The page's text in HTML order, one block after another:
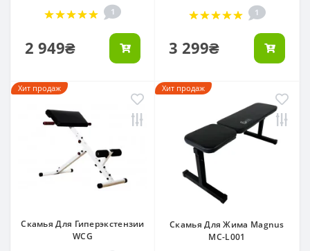
1
2 949₴
1
3 299₴
Хит продаж
Скамья Для Гиперэкстензии
WCG
Хит продаж
Скамья Для Жима Magnus
MC-L001